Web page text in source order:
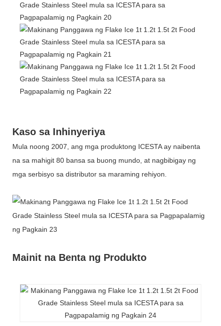
Kaso sa Inhinyeriya
Mula noong 2007, ang mga produktong ICESTA ay naibenta
na sa mahigit 80 bansa sa buong mundo, at nagbibigay ng
mga serbisyo sa distributor sa maraming rehiyon.
Mainit na Benta ng Produkto